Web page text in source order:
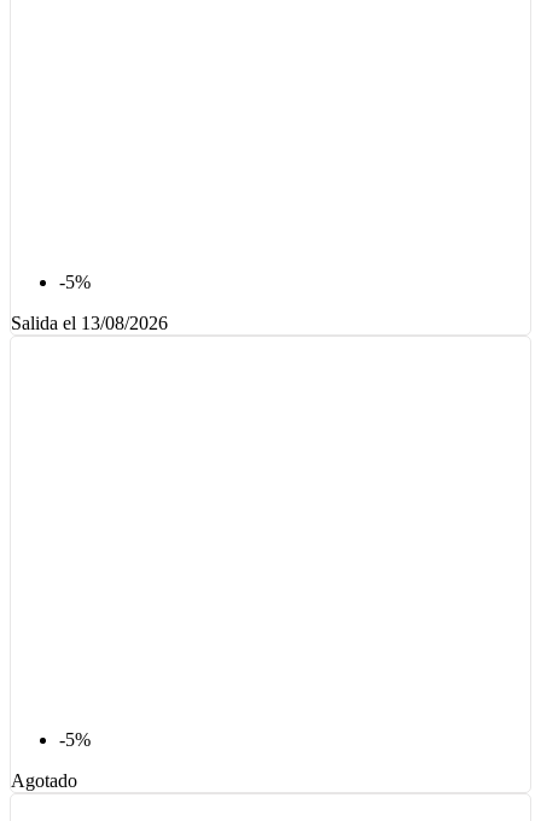
-5%
Salida el 13/08/2026
-5%
Agotado